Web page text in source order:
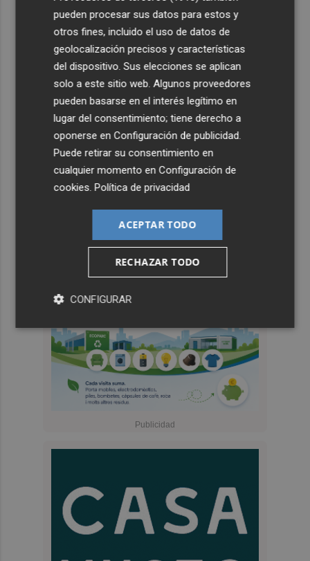
pueden procesar sus datos para estos y
otros fines, incluido el uso de datos de
geolocalización precisos y características
del dispositivo. Sus elecciones se aplican
solo a este sitio web. Algunos proveedores
pueden basarse en el interés legítimo en
lugar del consentimiento; tiene derecho a
oponerse enConfiguración de publicidad.
Puede retirar su consentimiento en
cualquier momento enConfiguración de
cookies.Política de privacidad
ACEPTAR TODO
RECHAZAR TODO
CONFIGURAR